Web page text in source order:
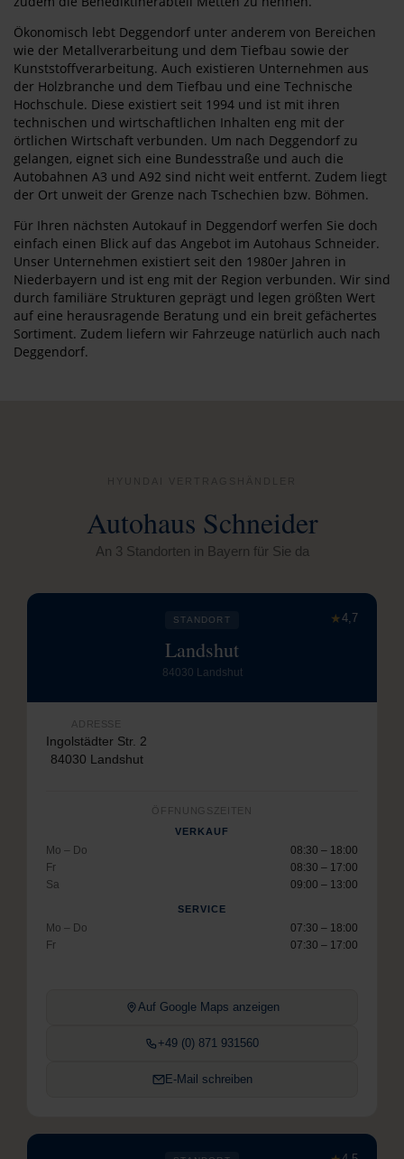
Ökonomisch lebt Deggendorf unter anderem von Bereichen
wie der Metallverarbeitung und dem Tiefbau sowie der
Kunststoffverarbeitung. Auch existieren Unternehmen aus
der Holzbranche und dem Tiefbau und eine Technische
Hochschule. Diese existiert seit 1994 und ist mit ihren
technischen und wirtschaftlichen Inhalten eng mit der
örtlichen Wirtschaft verbunden. Um nach Deggendorf zu
gelangen, eignet sich eine Bundesstraße und auch die
Autobahnen A3 und A92 sind nicht weit entfernt. Zudem liegt
der Ort unweit der Grenze nach Tschechien bzw. Böhmen.
Für Ihren nächsten Autokauf in Deggendorf werfen Sie doch
einfach einen Blick auf das Angebot im Autohaus Schneider.
Unser Unternehmen existiert seit den 1980er Jahren in
Niederbayern und ist eng mit der Region verbunden. Wir sind
durch familiäre Strukturen geprägt und legen größten Wert
auf eine herausragende Beratung und ein breit gefächertes
Sortiment. Zudem liefern wir Fahrzeuge natürlich auch nach
Deggendorf.
Autohaus Schneider
An 3 Standorten in Bayern für Sie da
★4,7
STANDORT
Landshut
84030 Landshut
ADRESSE
Ingolstädter Str. 2
84030 Landshut
ÖFFNUNGSZEITEN
VERKAUF
Mo – Do
08:30 – 18:00
Fr
08:30 – 17:00
Sa
09:00 – 13:00
SERVICE
Mo – Do
07:30 – 18:00
Fr
07:30 – 17:00
Auf Google Maps anzeigen
+49 (0) 871 931560
E-Mail schreiben